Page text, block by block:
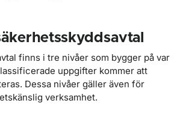
finns i tre nivåer som bygger på var
uppgifter kommer att
Dessa nivåer gäller även för
verksamhet.